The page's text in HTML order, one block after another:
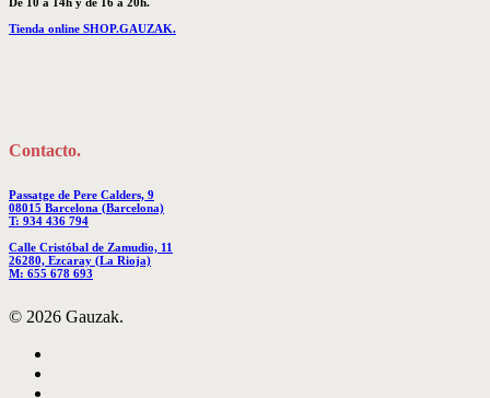
Tienda online SHOP.GAUZAK.
Contacto.
Passatge de Pere Calders, 9
08015 Barcelona (Barcelona)
T: 934 436 794
Calle Cristóbal de Zamudio, 11
26280, Ezcaray (La Rioja)
M: 655 678 693
© 2026 Gauzak.